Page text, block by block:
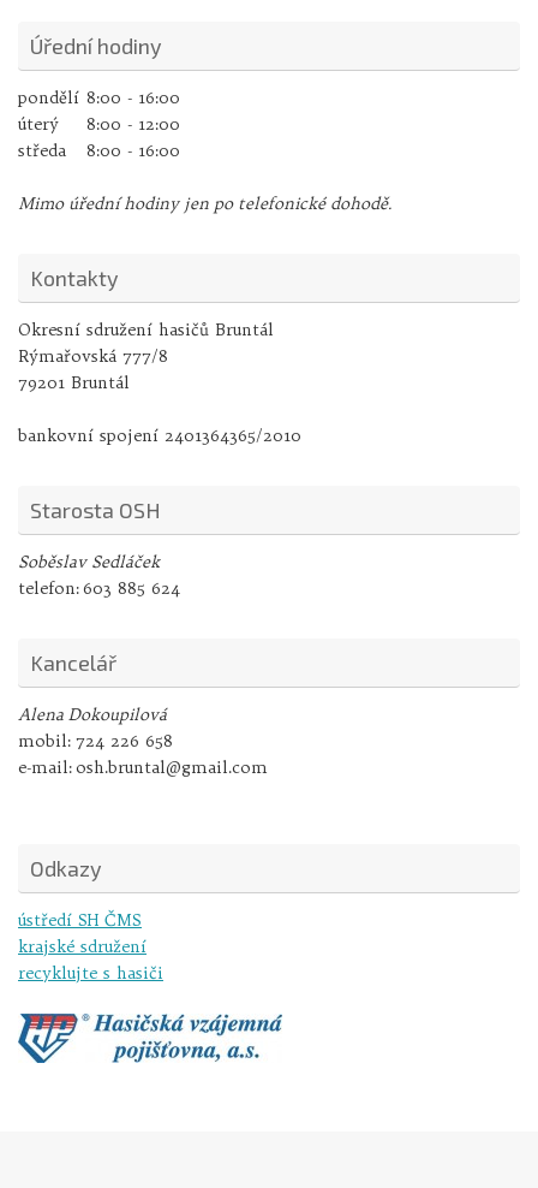
Úřední hodiny
pondělí 8:00 - 16:00
úterý
8:00 - 12:00
středa
8:00 - 16:00
Mimo úřední hodiny jen po telefonické dohodě.
Kontakty
Okresní sdružení hasičů Bruntál
Rýmařovská 777/8
79201 Bruntál
bankovní spojení 2401364365/2010
Starosta OSH
Soběslav Sedláček
telefon:603 885 624
Kancelář
Alena Dokoupilová
mobil: 724 226 658
e-mail:osh.bruntal@gmail.com
Odkazy
ústředí SH ČMS
krajské sdružení
recyklujte s hasiči